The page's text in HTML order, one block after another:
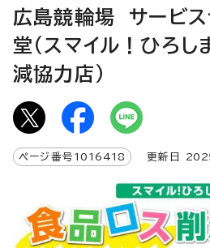
広島競輪場 サービ
堂（スマイル！ひろ
減協力店）
ページ番号 1016418 更新日